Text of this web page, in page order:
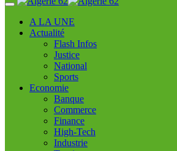
A LA UNE
Actualité
Flash Infos
Justice
National
Sports
Economie
Banque
Commerce
Finance
High-Tech
Industrie